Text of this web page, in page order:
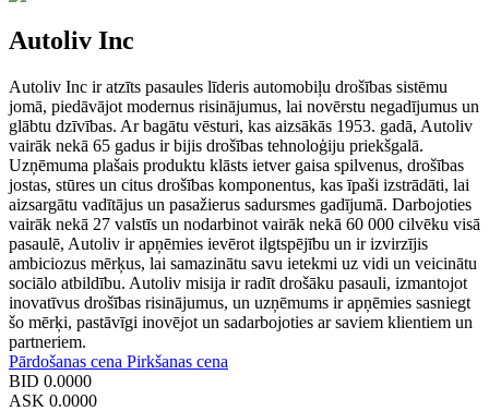
Autoliv Inc
Autoliv Inc ir atzīts pasaules līderis automobiļu drošības sistēmu
jomā, piedāvājot modernus risinājumus, lai novērstu negadījumus un
glābtu dzīvības. Ar bagātu vēsturi, kas aizsākās 1953. gadā, Autoliv
vairāk nekā 65 gadus ir bijis drošības tehnoloģiju priekšgalā.
Uzņēmuma plašais produktu klāsts ietver gaisa spilvenus, drošības
jostas, stūres un citus drošības komponentus, kas īpaši izstrādāti, lai
aizsargātu vadītājus un pasažierus sadursmes gadījumā. Darbojoties
vairāk nekā 27 valstīs un nodarbinot vairāk nekā 60 000 cilvēku visā
pasaulē, Autoliv ir apņēmies ievērot ilgtspējību un ir izvirzījis
ambiciozus mērķus, lai samazinātu savu ietekmi uz vidi un veicinātu
sociālo atbildību. Autoliv misija ir radīt drošāku pasauli, izmantojot
inovatīvus drošības risinājumus, un uzņēmums ir apņēmies sasniegt
šo mērķi, pastāvīgi inovējot un sadarbojoties ar saviem klientiem un
partneriem.
Pārdošanas cena Pirkšanas cena
BID 0.0000
ASK 0.0000